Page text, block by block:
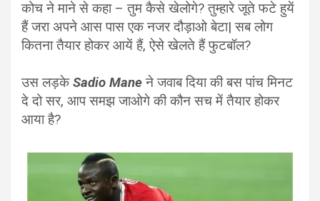
कोच ने माने से कहा – तुम कैसे खेलोगे? तुम्हारे जूते फटे हुयें
हैं जरा अपने आस पास एक नजर दौड़ाओ बेटा| सब लोग
कितना तैयार होकर आयें हैं, ऐसे खेलते हैं फुटबॉल?
उस लड़केSadio Maneने जवाब दिया की बस पांच मिनट
दे दो सर, आप समझ जाओगे की कौन सच में तैयार होकर
आया है?